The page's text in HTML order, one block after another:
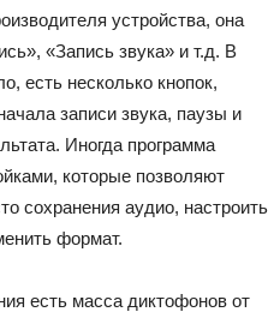
устройства, она
«Запись звука» и т.д. В
есть несколько кнопок,
записи звука, паузы и
Иногда программа
которые позволяют
сохранения аудио, настроить
формат.
есть масса диктофонов от